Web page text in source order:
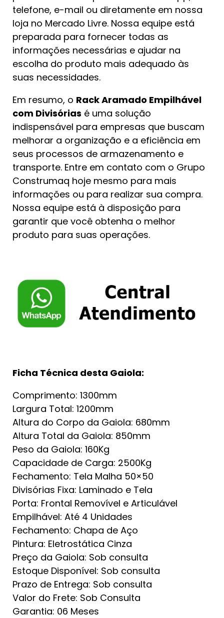
telefone, e-mail ou diretamente em nossa
loja no Mercado Livre. Nossa equipe está
preparada para fornecer todas as
informações necessárias e ajudar na
escolha do produto mais adequado às
suas necessidades.
Em resumo, o Rack Aramado Empilhável
com Divisórias é uma solução
indispensável para empresas que buscam
melhorar a organização e a eficiência em
seus processos de armazenamento e
transporte. Entre em contato com o Grupo
Construmaq hoje mesmo para mais
informações ou para realizar sua compra.
Nossa equipe está à disposição para
garantir que você obtenha o melhor
produto para suas operações.
Ficha Técnica desta Gaiola:
Comprimento: 1300mm
Largura Total: 1200mm
Altura do Corpo da Gaiola: 680mm
Altura Total da Gaiola: 850mm
Peso da Gaiola: 160Kg
Capacidade de Carga: 2500Kg
Fechamento: Tela Malha 50×50
Divisórias Fixa: Laminado e Tela
Porta: Frontal Removível e Articulável
Empilhável: Até 4 Unidades
Fechamento: Chapa de Aço
Pintura: Eletrostática Cinza
Preço da Gaiola: Sob consulta
Estoque Disponível: Sob consulta
Prazo de Entrega: Sob consulta
Valor do Frete: Sob Consulta
Garantia: 06 Meses